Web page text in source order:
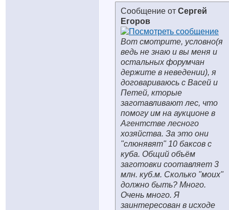
Сообщение от Сергей
Егоров
Вот смотрите, условно(я
ведь не знаю и вы меня и
остальных форумчан
держите в неведении), я
договариваюсь с Васей и
Петей, кторые
заготавливают лес, что
помогу им на аукционе в
Агентстве лесного
хозяйства. За это они
"слюнявят" 10 баксов с
куба. Общий объём
заготовки соотавляет 3
млн. куб.м. Сколько "моих"
должно быть? Много.
Очень много. Я
заинтересован в исходе